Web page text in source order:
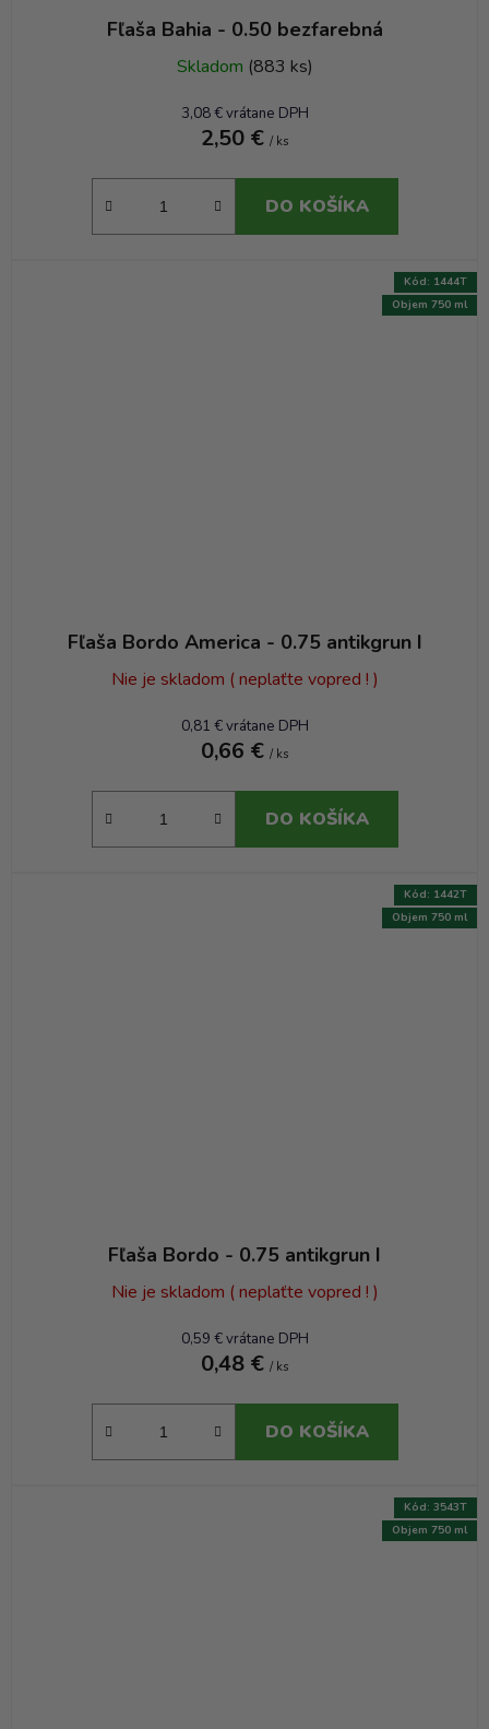
Fľaša Bahia - 0.50 bezfarebná
Skladom (883 ks)
3,08 € vrátane DPH
2,50 € / ks
DO KOŠÍKA
Fľaša Bordo America - 0.75 antikgrun I
Nie je skladom ( neplaťte vopred ! )
0,81 € vrátane DPH
0,66 € / ks
DO KOŠÍKA
Objem 750 ml
Kód: 1444T
Fľaša Bordo - 0.75 antikgrun I
Nie je skladom ( neplaťte vopred ! )
0,59 € vrátane DPH
0,48 € / ks
DO KOŠÍKA
Objem 750 ml
Kód: 1442T
Objem 750 ml
Kód: 3543T